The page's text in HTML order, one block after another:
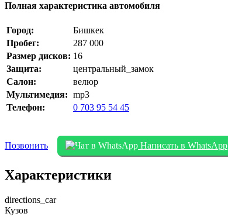
Полная характеристика автомобиля
Город:
Бишкек
Пробег:
287 000
Размер дисков: 16
Защита:
центральный_замок
Салон:
велюр
Мультимедия: mp3
Телефон:
0 703 95 54 45
Позвонить Написать в WhatsApp
Характеристики
directions_car
Кузов